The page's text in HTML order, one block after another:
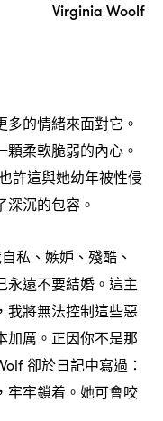
Virginia Woolf
多的情緒來面對它。
顆柔軟脆弱的內心。
許這與她幼年被性侵
深沉的包容。
自私、嫉妒、殘酷、
永遠不要結婚。這主
， 我將無法控制這些惡
加厲。正因你不是那
卻於日記中寫過 ：
， 牢牢鎖着。她可會咬